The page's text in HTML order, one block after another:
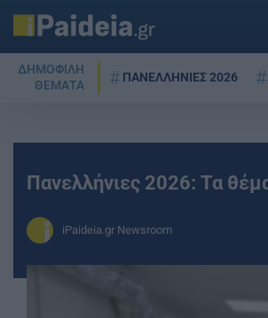
ΔΗΜΟΦΙΛΗ
ΘΕΜΑΤΑ
ΠΑΝΕΛΛΗΝΙΕΣ 2026
Πανελλήνιες 2026: Τα
iPaideia.gr Newsroom